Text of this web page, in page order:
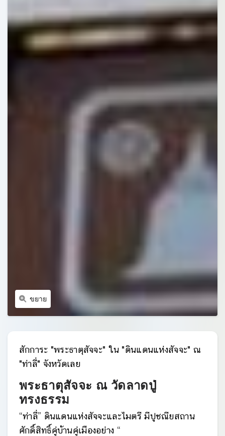
ขยาย
สักการะ "พระธาตุสัจจะ" ใน "ดินแดนแห่งสัจจะ" ณ
"ท่าลี่" จังหวัดเลย
พระธาตุสัจจะ ณ วัดลาดปู่
ทรงธรรม
“ท่าลี่” ดินแดนแห่งสัจจะและไมตรี มีปูชณียสถาน
ศักดิ์สิทธิ์คู่บ้านคู่เมืองอย่าง “